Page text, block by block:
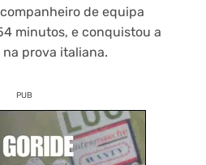
de equipa
minutos, e conquistou a
prova italiana.
PUB